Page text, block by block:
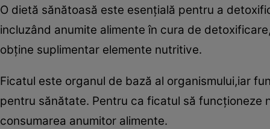
O dietă sănătoasă este esenţială pentru a
incluzând anumite alimente în cura de
obţine suplimentar elemente nutritive.
Ficatul este organul de bază al organismului,iar
pentru sănătate. Pentru ca ficatul să funcţioneze
consumarea anumitor alimente.